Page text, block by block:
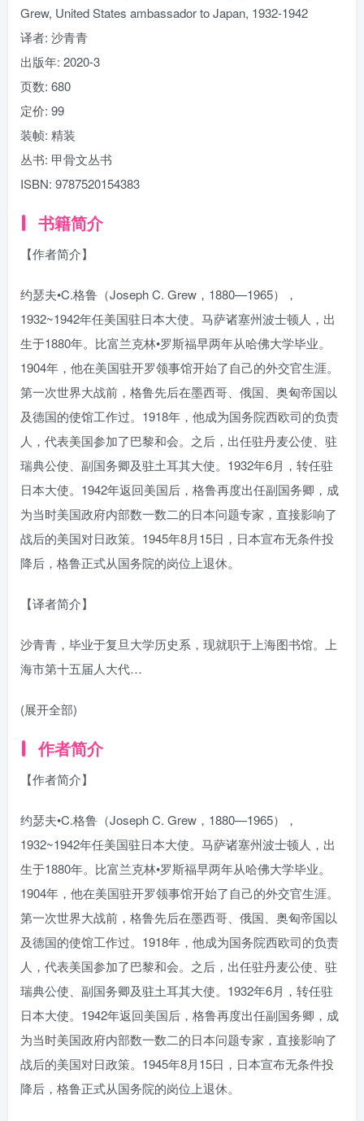
Grew, United States ambassador to Japan, 1932-1942
译者: 沙青青
出版年: 2020-3
页数: 680
定价: 99
装帧: 精装
丛书: 甲骨文丛书
ISBN: 9787520154383
书籍简介
【作者简介】
约瑟夫•C.格鲁（Joseph C. Grew，1880—1965），
1932~1942年任美国驻日本大使。马萨诸塞州波士顿人，出
生于1880年。比富兰克林•罗斯福早两年从哈佛大学毕业。
1904年，他在美国驻开罗领事馆开始了自己的外交官生涯。
第一次世界大战前，格鲁先后在墨西哥、俄国、奥匈帝国以
及德国的使馆工作过。1918年，他成为国务院西欧司的负责
人，代表美国参加了巴黎和会。之后，出任驻丹麦公使、驻
瑞典公使、副国务卿及驻土耳其大使。1932年6月，转任驻
日本大使。1942年返回美国后，格鲁再度出任副国务卿，成
为当时美国政府内部数一数二的日本问题专家，直接影响了
战后的美国对日政策。1945年8月15日，日本宣布无条件投
降后，格鲁正式从国务院的岗位上退休。
【译者简介】
沙青青，毕业于复旦大学历史系，现就职于上海图书馆。上
海市第十五届人大代…
(展开全部)
作者简介
【作者简介】
约瑟夫•C.格鲁（Joseph C. Grew，1880—1965），
1932~1942年任美国驻日本大使。马萨诸塞州波士顿人，出
生于1880年。比富兰克林•罗斯福早两年从哈佛大学毕业。
1904年，他在美国驻开罗领事馆开始了自己的外交官生涯。
第一次世界大战前，格鲁先后在墨西哥、俄国、奥匈帝国以
及德国的使馆工作过。1918年，他成为国务院西欧司的负责
人，代表美国参加了巴黎和会。之后，出任驻丹麦公使、驻
瑞典公使、副国务卿及驻土耳其大使。1932年6月，转任驻
日本大使。1942年返回美国后，格鲁再度出任副国务卿，成
为当时美国政府内部数一数二的日本问题专家，直接影响了
战后的美国对日政策。1945年8月15日，日本宣布无条件投
降后，格鲁正式从国务院的岗位上退休。